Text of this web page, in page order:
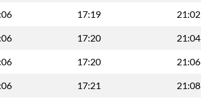
17:19 21:02
17:20 21:04
17:20 21:06
17:21 21:08